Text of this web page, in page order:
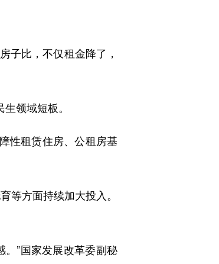
比，不仅租金降了，
领域短板。
性租赁住房、公租房基
方面持续加大投入。
”国家发展改革委副秘